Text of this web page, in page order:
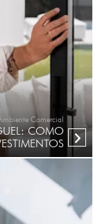
Comercial
COMO